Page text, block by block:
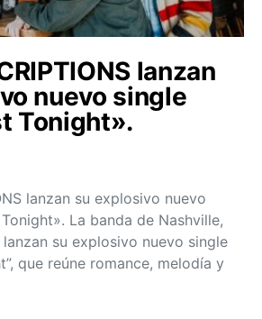
lanzan
nuevo single
Tonight».
lanzan su explosivo nuevo
La banda de Nashville,
su explosivo nuevo single
que reúne romance, melodía y